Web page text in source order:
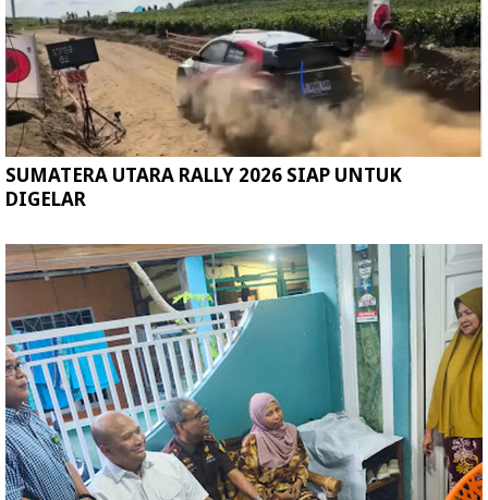
SUMATERA UTARA RALLY 2026 SIAP UNTUK
DIGELAR